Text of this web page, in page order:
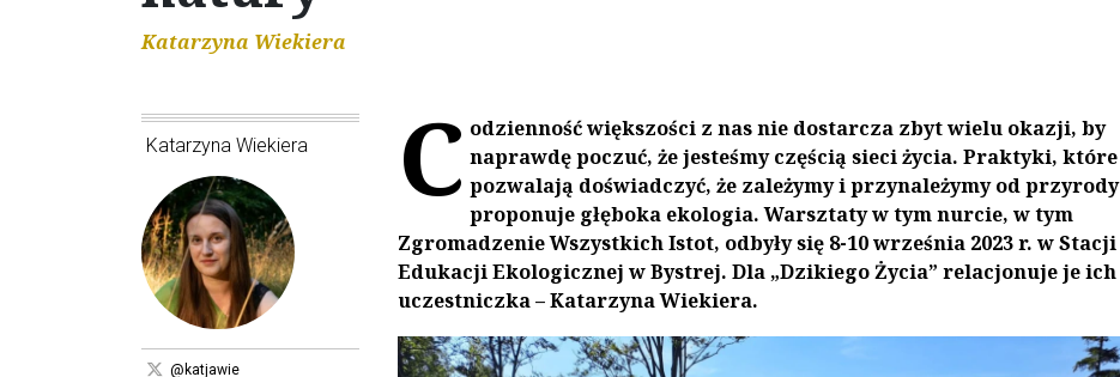
Katarzyna Wiekiera
Katarzyna Wiekiera
@katjawie
C odzienność większości z nas nie dostarcza zbyt wielu okazji, by
naprawdę poczuć, że jesteśmy częścią sieci życia. Praktyki, które
pozwalają doświadczyć, że zależymy i przynależymy od przyrody
proponuje głęboka ekologia. Warsztaty w tym nurcie, w tym
Zgromadzenie Wszystkich Istot, odbyły się 8-10 września 2023 r. w Stacji
Edukacji Ekologicznej w Bystrej. Dla „Dzikiego Życia” relacjonuje je ich
uczestniczka – Katarzyna Wiekiera.